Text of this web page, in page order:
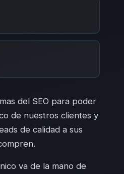
del SEO para poder
de nuestros clientes y
de calidad a sus
va de la mano de